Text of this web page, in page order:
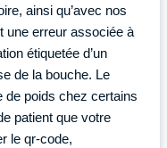
ainsi qu’avec nos
une erreur associée à
étiquetée d’un
de la bouche. Le
de poids chez certains
patient que votre
le qr-code,